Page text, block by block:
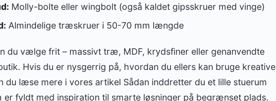
Molly-bolte eller wingbolt (også kaldet gipsskruer med vinge)
Almindelige træskruer i 50-70 mm længde
du vælge frit – massivt træ, MDF, krydsfiner eller genanvendte
Hvis du er nysgerrig på, hvordan du ellers kan bruge kreative
du læse mere i vores artikel Sådan inddretter du et lille stuerum
er fyldt med inspiration til smarte løsninger på begrænset plads.